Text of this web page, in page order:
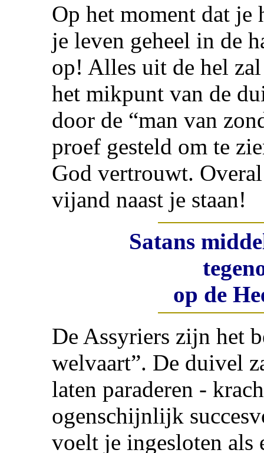
Op het moment dat je
je leven geheel in de
op! Alles uit de hel
het mikpunt van de
door de “man van
proef gesteld om te
God vertrouwt.
vijand naast je staan!
Satans
op de
De Assyriers zijn het
welvaart”. De duivel
laten paraderen -
ogenschijnlijk
voelt je ingesloten als